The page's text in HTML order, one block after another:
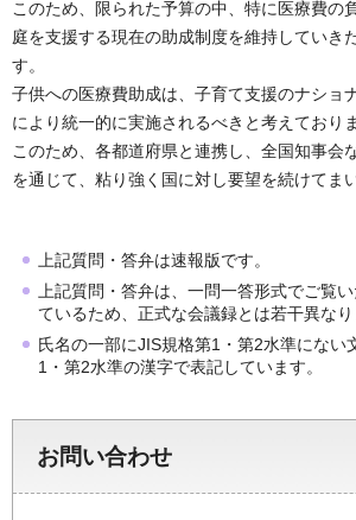
このため、限られた予算の中、特に医療費の
庭を支援する現在の助成制度を維持していき
す。
子供への医療費助成は、子育て支援のナショ
により統一的に実施されるべきと考えておりま
このため、各都道府県と連携し、全国知事会
を通じて、粘り強く国に対し要望を続けてま
上記質問・答弁は速報版です。
上記質問・答弁は、一問一答形式でご覧
ているため、正式な会議録とは若干異なり
氏名の一部にJIS規格第1・第2水準にない
1・第2水準の漢字で表記しています。
お問い合わせ